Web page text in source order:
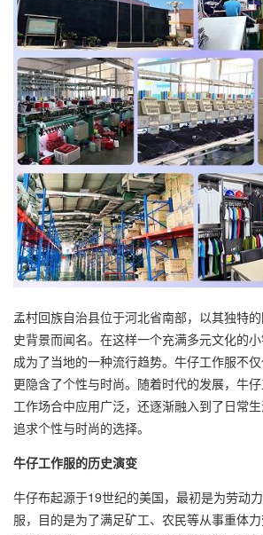
孟村回族自治县位于河北省南部，以其独特
史背景而闻名。在这样一个充满多元文化的小
成为了当地的一种流行趋势。牛仔工作服不仅
更隐含了个性与时尚。随着时代的发展，牛
工作场合中应用广泛，还逐渐融入到了日常
追求个性与时尚的选择。
牛仔工作服的历史演变
牛仔布起源于19世纪的美国，最初是为劳动
服，目的是为了满足矿工、农民等从事重体